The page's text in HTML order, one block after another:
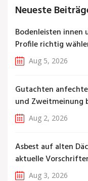
Neueste
Bodenleisten innen
Profile richtig
Aug 5, 2026
Gutachten
und Zweitmeinung
Aug 2, 2026
Asbest auf alten
aktuelle
Aug 3, 2026